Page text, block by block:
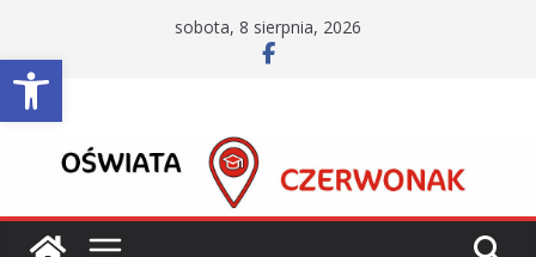
Otwórz pasek narzędzi
treści
sobota, 8 sierpnia, 2026